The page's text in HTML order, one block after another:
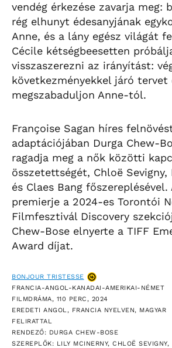
vendég érkezése zavarja meg:
rég elhunyt édesanyjának
Anne, és a lány egész világát
Cécile kétségbeesetten
visszaszerezni az irányítást:
következményekkel járó tervet
megszabaduljon Anne-tól.
Françoise Sagan híres
adaptációjában Durga Chew-
ragadja meg a nők közötti
összetettségét, Chloë Sevigny,
és Claes Bang
premierje a 2024-es Torontói
Filmfesztivál Discovery
Chew-Bose elnyerte a TIFF
Award díjat.
BONJOUR TRISTESSE
FRANCIA-ANGOL-KANADAI-AMERIKAI-NÉMET
FILMDRÁMA, 110 PERC, 2024
EREDETI ANGOL, FRANCIA NYELVEN, MAGYAR
FELIRATTAL
RENDEZŐ: DURGA CHEW-BOSE
SZEREPLŐK: LILY MCINERNY, CHLOË SEVIGNY,